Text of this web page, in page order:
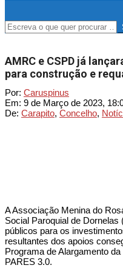
SEARCH
AMRC e CSPD já
para construção e
Por: Caruspinus
Em: 9 de Março de 2023,
De: Carapito, Concelho,
A Associação Menina do
Social Paroquial de
públicos para os
resultantes dos apoios
Programa de Alargamento
PARES 3.0.